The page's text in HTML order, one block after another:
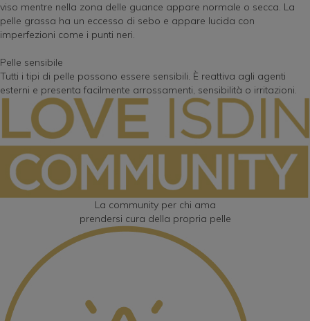
Integratore alimentare
Pelle secca
Unghie
Germisdin
Ureadin
ISDIN Shampoo
ISDINCEUTICS
Psorisdin
Croatian - Hrvatski
España
France
Greece - Ελλάδα
Italia
Maroc - al-Magrib
México
viso mentre nella zona delle guance appare normale o secca. La
pelle grassa ha un eccesso di sebo e appare lucida con
imperfezioni come i punti neri.
Pelle sensibile
Tutti i tipi di pelle possono essere sensibili. È reattiva agli agenti
esterni e presenta facilmente arrossamenti, sensibilità o irritazioni.
La community per chi ama
prendersi cura della propria pelle